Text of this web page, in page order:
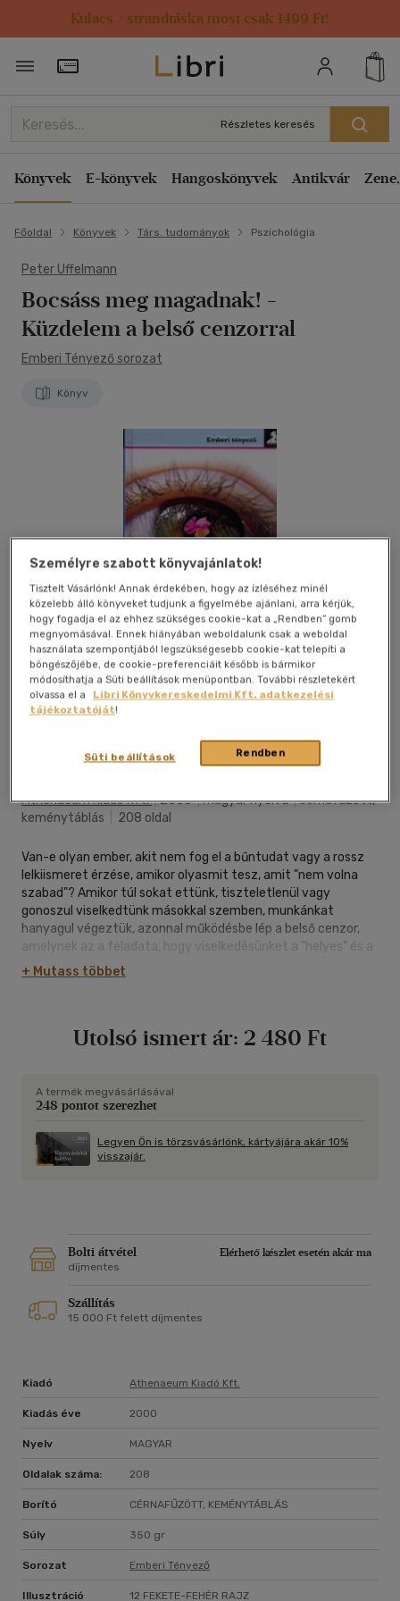
Kulacs / strandtáska most csak 1499 Ft!
Törzsvásárlói Kártya adatai
Részletes keresés
Könyvek E-könyvek Hangoskönyvek Antikvár
Főoldal Könyvek Társ. tudományok Pszichológia
Peter Uffelmann
Bocsáss meg magadnak! -
Küzdelem a belső cenzorral
Emberi Tényező sorozat
Könyv
Athenaeum Kiadó Kft.|2000|magyar nyelvű|cérnafűzött,
keménytáblás
208 oldal
Van-e olyan ember, akit nem fog el a bűntudat vagy a rossz
lelkiismeret érzése, amikor olyasmit tesz, amit "nem volna
szabad"? Amikor túl sokat ettünk, tiszteletlenül vagy
gonoszul viselkedtünk másokkal szemben, munkánkat
hanyagul végeztük, azonnal működésbe lép a belső cenzor,
amelynek az a feladata, hogy viselkedésünket a "helyes" és a
"helytelen" kategóriákba való besorolással minősítse. A
tilalmak a neveltetés, a hagyományok és a konvenciók
egyáltalán? Lehet-e tőlünk idegen, mégis sajátunkká vált
felelősségtudatunkat feladnánk.
+ Mutass többet
Utolsó ismert ár: 2 480 Ft
A termék megvásárlásával
248 pontot szerezhet
Legyen Ön is törzsvásárlónk, kártyájára akár 10%
visszajár.
Bolti átvétel
Elérhető készlet esetén akár ma
díjmentes
Szállítás
15 000 Ft felett díjmentes
Kiadó Athenaeum Kiadó Kft.
Kiadás éve 2000
Nyelv MAGYAR
Oldalak száma: 208
Borító CÉRNAFŰZÖTT, KEMÉNYTÁBLÁS
Súly 350 gr
Sorozat Emberi Tényező
Illusztráció 12 FEKETE-FEHÉR RAJZ
Személyre szabott könyvajánlatok!
Tisztelt Vásárlónk! Annak érdekében, hogy az ízléséhez minél
közelebb álló könyveket tudjunk a figyelmébe ajánlani, arra kérjük,
hogy fogadja el az ehhez szükséges cookie-kat a „Rendben” gomb
megnyomásával. Ennek hiányában weboldalunk csak a weboldal
használata szempontjából legszükségesebb cookie-kat telepíti a
böngészőjébe, de cookie-preferenciáit később is bármikor
módosíthatja a Süti beállítások menüpontban. További részletekért
olvassa el a
Libri Könyvkereskedelmi Kft. adatkezelési
tájékoztatóját!
Rendben
Süti beállítások